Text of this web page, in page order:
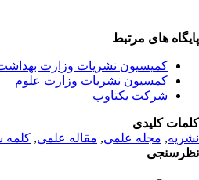
پایگاه های مرتبط
کمیسیون نشریات وزارت
کمسیون نشریات وزارت علوم
شرکت یکتاوب
کلمات کلیدی
نشریه, مجله علمی, مقاله علمی, کلمه
نظرسنجی